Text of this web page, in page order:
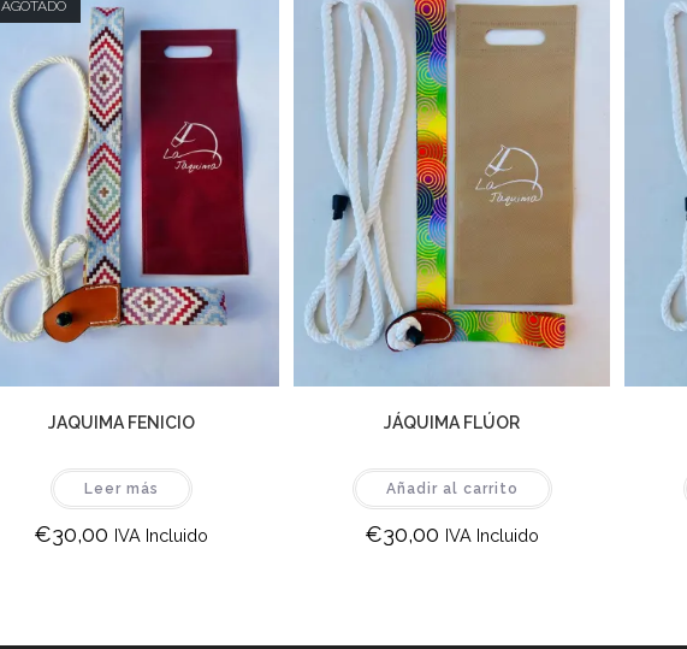
AGOTADO
JAQUIMA FENICIO
Leer más
€30,00 IVA Incluido
JÁQUIMA FLÚOR
Añadir al carrito
€30,00 IVA Incluido